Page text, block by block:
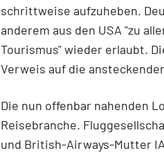
schrittweise aufzuheben.
anderem aus den USA "zu
Tourismus" wieder erlaubt.
Verweis auf die
Die nun offenbar nahenden
Reisebranche.
und British-Airways-Mutter